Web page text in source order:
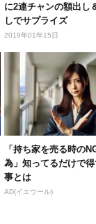
に2連チャンの額出し
しでサプライズ
2019年01年15日
「持ち家を売る時の
為」知ってるだけで
事とは
AD(イエウール)